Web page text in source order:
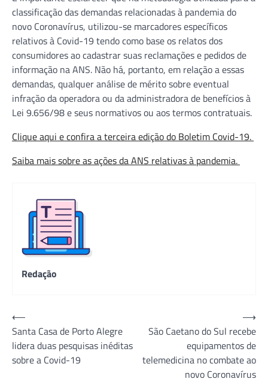
classificação das demandas relacionadas à pandemia do
novo Coronavírus, utilizou-se marcadores específicos
relativos à Covid-19 tendo como base os relatos dos
consumidores ao cadastrar suas reclamações e pedidos de
informação na ANS. Não há, portanto, em relação a essas
demandas, qualquer análise de mérito sobre eventual
infração da operadora ou da administradora de benefícios à
Lei 9.656/98 e seus normativos ou aos termos contratuais.
Clique aqui e confira a terceira edição do Boletim Covid-19.
Saiba mais sobre as ações da ANS relativas à pandemia.
Redação
Navegação
de
Post
⟵
Santa Casa de Porto Alegre
lidera duas pesquisas inéditas
sobre a Covid-19
São Caetano do Sul recebe
equipamentos de
telemedicina no combate ao
novo Coronavírus
⟶